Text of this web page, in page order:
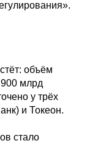
объём
млрд
у трёх
и Токеон.
стало